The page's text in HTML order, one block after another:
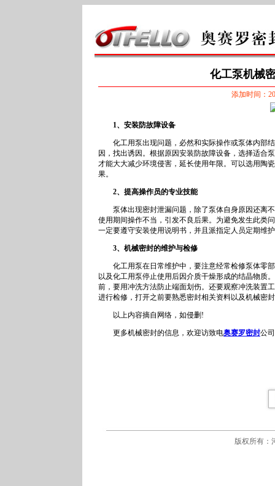
化工泵机械
添加时间：
1、安装防故障设备
化工用泵出现问题，必然和实际操作或泵体内部结
因，找出诱因。根据原因安装防故障设备，选择适合
才能大大减少环境侵害，延长使用年限。可以选用陶
果。
2、提高操作员的专业技能
泵体出现密封泄漏问题，除了泵体自身原因还离不
使用期间操作不当，引发不良后果。为避免发生此类
一定要遵守安装使用说明书，并且派指定人员定期维
3、机械密封的维护与检修
化工用泵在日常维护中，要注意经常检修泵体零部
以及化工用泵停止使用后因介质干燥形成的结晶物质
前，要用冲洗方法防止端面划伤。还要观察冲洗装置
进行检修，打开之前要熟悉密封相关资料以及机械密
以上内容摘自网络，如侵删!
更多机械密封的信息，欢迎访致电奥赛罗密封公
版权所有：